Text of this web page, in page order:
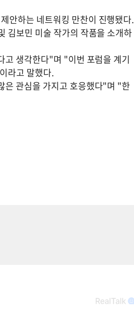
안하는 네트워킹 만찬이 진행됐다.
김보민 미술 작가의 작품을 소개하
고 생각한다"며 "이번 포럼을 계기
라고 말했다.
은 관심을 가지고 호응했다"며 "한